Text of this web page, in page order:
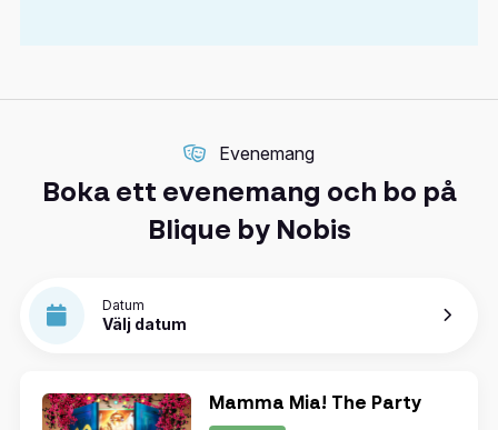
Evenemang
Boka ett evenemang och bo på
Blique by Nobis
Datum
Välj datum
Mamma Mia! The Party